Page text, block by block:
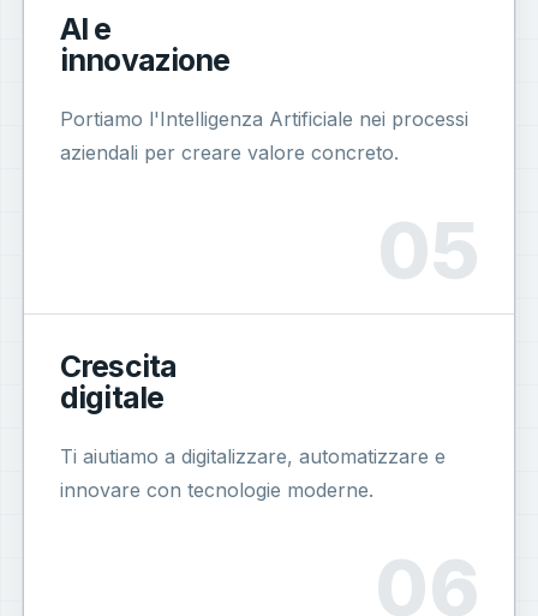
AI e
innovazione
Portiamo l'Intelligenza Artificiale nei processi
aziendali per creare valore concreto.
Crescita
digitale
Ti aiutiamo a digitalizzare, automatizzare e
innovare con tecnologie moderne.